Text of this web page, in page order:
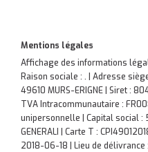
Mentions légales
Affichage des informations
Raison sociale : . | Adresse
49610 MURS-ERIGNE | Siret :
TVA Intracommunautaire :
unipersonnelle | Capital social :
GENERALI | Carte T :
2018-06-18 | Lieu de délivrance